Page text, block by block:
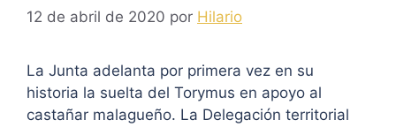
12 de abril de 2020 por Hilario
La Junta adelanta por primera vez en su
historia la suelta del Torymus en apoyo al
castañar malagueño. La Delegación territorial